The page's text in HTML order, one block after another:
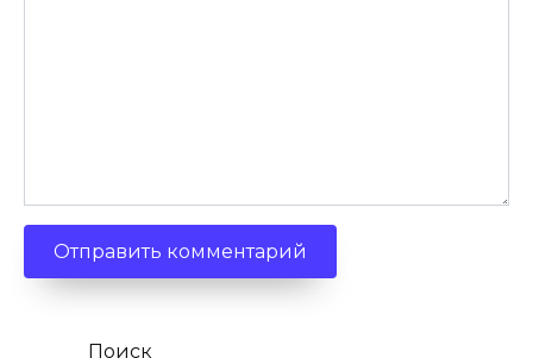
Поиск